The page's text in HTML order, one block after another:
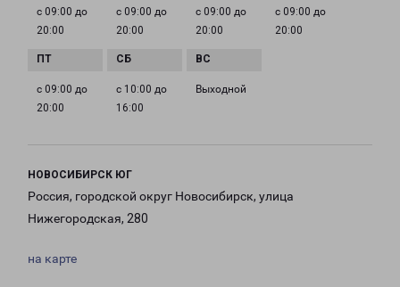
с 09:00 до
20:00
с 09:00 до
20:00
с 09:00 до
20:00
с 09:00 до
20:00
с 09:00 до
20:00
с 10:00 до
16:00
Выходной
НОВОСИБИРСК ЮГ
Россия, городской округ Новосибирск, улица
Нижегородская, 280
на карте